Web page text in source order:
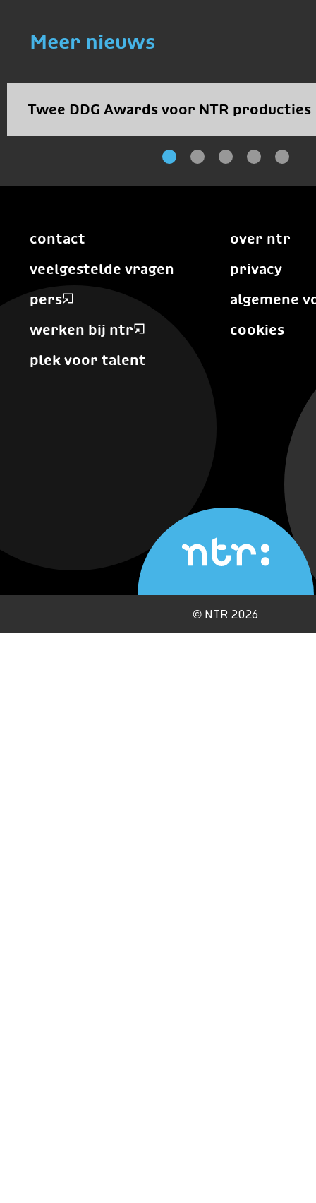
Meer nieuws
Twee DDG Awards voor NTR producties
contact
veelgestelde vragen
pers
werken bij ntr
plek voor talent
over ntr
privacy
algemene
cookies
© NTR 2026